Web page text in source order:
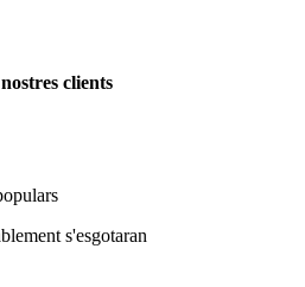
clients
s'esgotaran